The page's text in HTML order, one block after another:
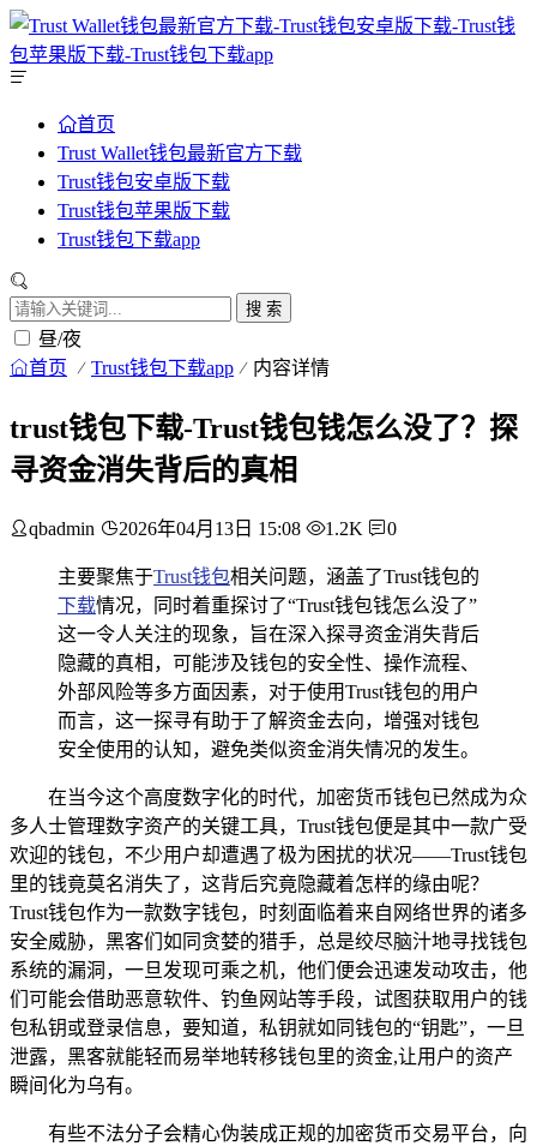
首页
Trust Wallet钱包最新官方下载
Trust钱包安卓版下载
Trust钱包苹果版下载
Trust钱包下载app
搜 索
昼/夜
首页 Trust钱包下载app 内容详情
trust钱包下载-Trust钱包钱怎么没了？探
寻资金消失背后的真相
qbadmin 2026年04月13日 15:08 1.2K 0
主要聚焦于Trust钱包相关问题，涵盖了Trust钱包的
下载情况，同时着重探讨了“Trust钱包钱怎么没了”
这一令人关注的现象，旨在深入探寻资金消失背后
隐藏的真相，可能涉及钱包的安全性、操作流程、
外部风险等多方面因素，对于使用Trust钱包的用户
而言，这一探寻有助于了解资金去向，增强对钱包
安全使用的认知，避免类似资金消失情况的发生。
在当今这个高度数字化的时代，加密货币钱包已然成为众
多人士管理数字资产的关键工具，Trust钱包便是其中一款广受
欢迎的钱包，不少用户却遭遇了极为困扰的状况——Trust钱包
里的钱竟莫名消失了，这背后究竟隐藏着怎样的缘由呢？
Trust钱包作为一款数字钱包，时刻面临着来自网络世界的诸多
安全威胁，黑客们如同贪婪的猎手，总是绞尽脑汁地寻找钱包
系统的漏洞，一旦发现可乘之机，他们便会迅速发动攻击，他
们可能会借助恶意软件、钓鱼网站等手段，试图获取用户的钱
包私钥或登录信息，要知道，私钥就如同钱包的“钥匙”，一旦
泄露，黑客就能轻而易举地转移钱包里的资金,让用户的资产
瞬间化为乌有。
有些不法分子会精心伪装成正规的加密货币交易平台，向